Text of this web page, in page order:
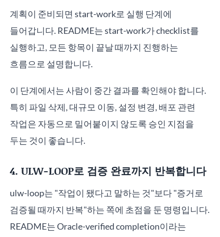
계획이 준비되면 start-work로 실행 단계에
들어갑니다. README는 start-work가 checklist를
실행하고, 모든 항목이 끝날 때까지 진행하는
흐름으로 설명합니다.
이 단계에서는 사람이 중간 결과를 확인해야 합니다.
특히 파일 삭제, 대규모 이동, 설정 변경, 배포 관련
작업은 자동으로 밀어붙이지 않도록 승인 지점을
두는 것이 좋습니다.
4. ULW-LOOP로 검증 완료까지 반복합니다
ulw-loop는 "작업이 됐다고 말하는 것"보다 "증거로
검증될 때까지 반복"하는 쪽에 초점을 둔 명령입니다.
README는 Oracle-verified completion이라는